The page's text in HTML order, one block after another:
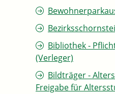
Bibliothek -
(Verleger)
Bildträger -
Freigabe für